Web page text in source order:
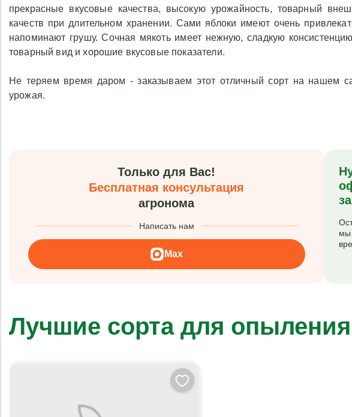
прекрасные вкусовые качества, высокую урожайность, товарный
качеств при длительном хранении. Сами яблоки имеют очень
напоминают грушу. Сочная мякоть имеет нежную, сладкую
товарный вид и хорошие вкусовые показатели.
Не теряем время даром - заказываем этот отличный сорт на нашем
урожая.
Только для Вас!
Бесплатная консультация
агронома
Написать нам
Max
мы
Лучшие сорта для опыления